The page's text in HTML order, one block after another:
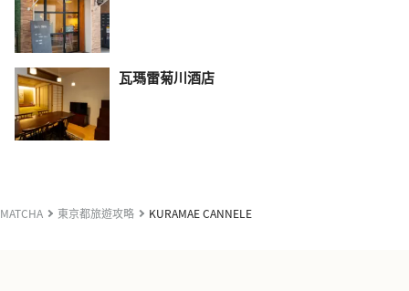
瓦瑪雷菊川酒店
MATCHA 東京都旅遊攻略 KURAMAE CANNELE